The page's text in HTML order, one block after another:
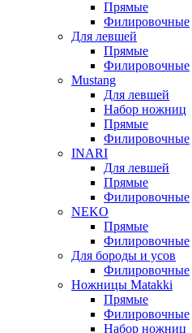
Прямые
Филировочные
Для левшей
Прямые
Филировочные
Mustang
Для левшей
Набор ножниц
Прямые
Филировочные
INARI
Для левшей
Прямые
Филировочные
NEKO
Прямые
Филировочные
Для бороды и усов
Филировочные
Ножницы Matakki
Прямые
Филировочные
Набор ножниц